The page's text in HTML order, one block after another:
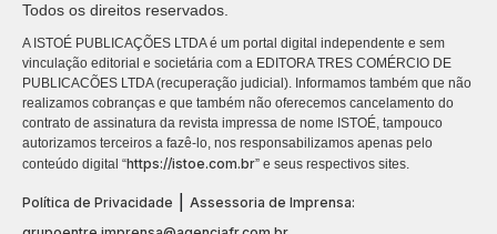
Todos os direitos reservados.
A ISTOÉ PUBLICAÇÕES LTDA é um portal digital independente e sem
vinculação editorial e societária com a EDITORA TRES COMÉRCIO DE
PUBLICACÕES LTDA (recuperação judicial). Informamos também que não
realizamos cobranças e que também não oferecemos cancelamento do
contrato de assinatura da revista impressa de nome ISTOÉ, tampouco
autorizamos terceiros a fazê-lo, nos responsabilizamos apenas pelo
conteúdo digital “https://istoe.com.br” e seus respectivos sites.
Política de Privacidade
Assessoria de Imprensa: